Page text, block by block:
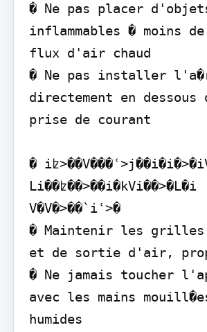
� Ne pas placer
inflammables � moins
flux d'air chaud
� Ne pas installer
directement en dessous
prise de courant
�
Li��ʫ��>��i�kVi��>�L�i
V�V�>��`iʿ>�
� Maintenir les grilles
et de sortie d'air,
� Ne jamais toucher
avec les mains
humides